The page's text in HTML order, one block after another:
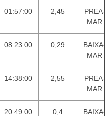
01:57:00 2,45
PREA-
MAR
08:23:00 0,29
BAIXA-
MAR
14:38:00 2,55
PREA-
MAR
20:49:00 0,4
BAIXA-